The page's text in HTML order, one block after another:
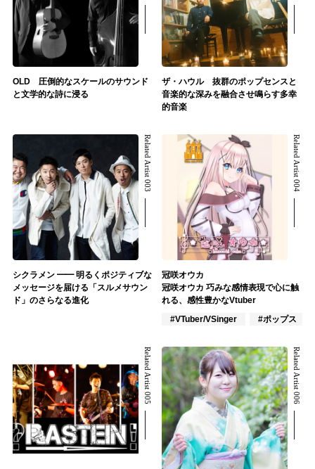
OLD 圧倒的なスケールのサウンド
と文学的な詩に浸る
ザ・ハウル 抜群のポップセンスと
音楽的な深みを融合させ鳴らす多幸
的音楽
Related Artist 003
シクラメン ━━ 明るくポジティブな
メッセージを届ける「スルメサウン
ド」のさらなる進化
Related Artist 004
冠咲オウカ
冠咲オウカ 巧みな感情表現で心に触
れる、感性豊かなVtuber
#VTuber/VSinger
#ポップス
Related Artist 005 Related Artist 006